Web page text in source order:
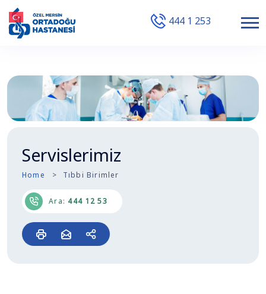
444 1 253
Servislerimiz
Home Tıbbi Birimler
Ara: 444 12 53